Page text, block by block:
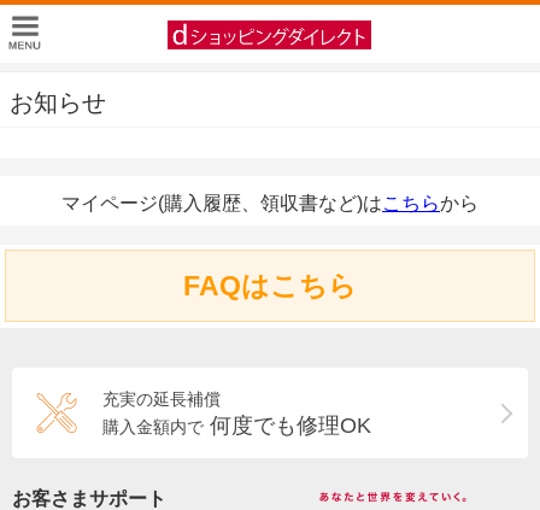
お知らせ
マイページ(購入履歴、領収書など)はこちらから
FAQはこちら
充実の延長補償
購入金額内で 何度でも修理OK
お客さまサポート